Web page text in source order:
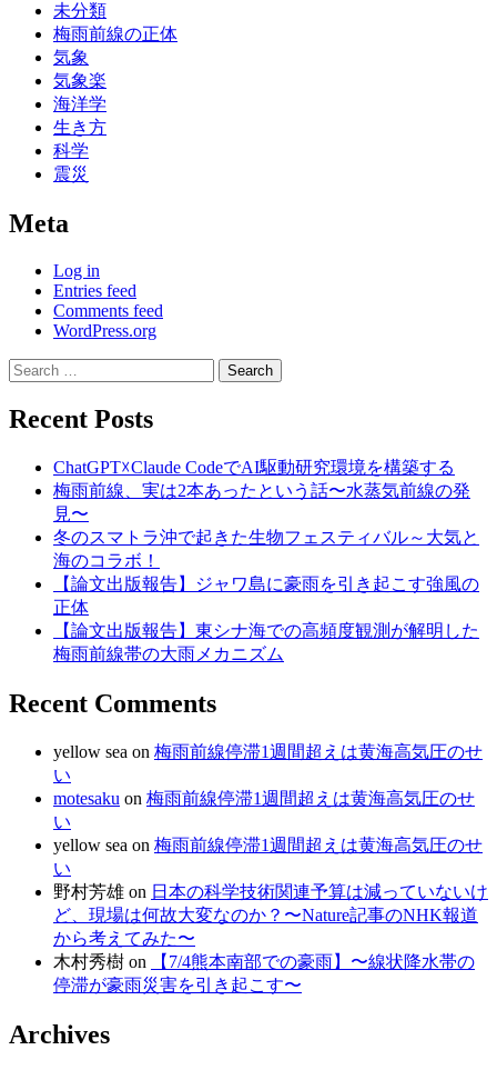
未分類
梅雨前線の正体
気象
気象楽
海洋学
生き方
科学
震災
Meta
Log in
Entries feed
Comments feed
WordPress.org
Search
for:
Recent Posts
ChatGPT☓Claude CodeでAI駆動研究環境を構築する
梅雨前線、実は2本あったという話〜水蒸気前線の発
見〜
冬のスマトラ沖で起きた生物フェスティバル～大気と
海のコラボ！
【論文出版報告】ジャワ島に豪雨を引き起こす強風の
正体
【論文出版報告】東シナ海での高頻度観測が解明した
梅雨前線帯の大雨メカニズム
Recent Comments
yellow sea on 梅雨前線停滞1週間超えは黄海高気圧のせ
い
motesaku on 梅雨前線停滞1週間超えは黄海高気圧のせ
い
yellow sea on 梅雨前線停滞1週間超えは黄海高気圧のせ
い
野村芳雄 on 日本の科学技術関連予算は減っていないけ
ど、現場は何故大変なのか？〜Nature記事のNHK報道
から考えてみた〜
木村秀樹 on
【7/4熊本南部での豪雨】〜線状降水帯の
停滞が豪雨災害を引き起こす〜
Archives